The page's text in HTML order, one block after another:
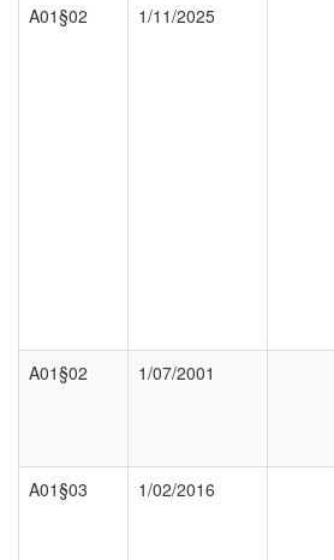
A01§02
1/11/2025
A01§02
1/07/2001
A01§03
1/02/2016